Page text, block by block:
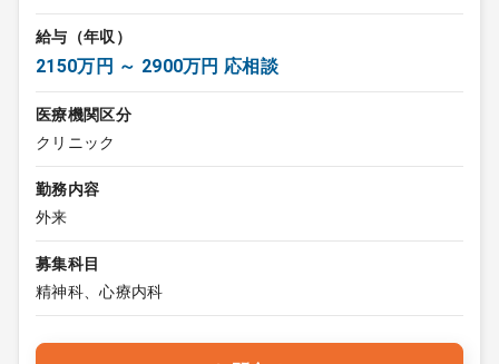
給与（年収）
2150万円 ～ 2900万円 応相談
医療機関区分
クリニック
勤務内容
外来
募集科目
精神科、心療内科